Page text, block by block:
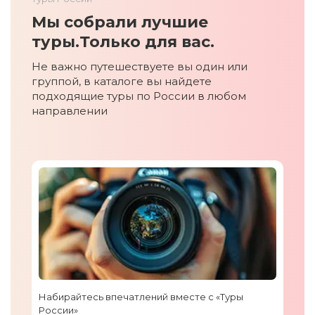
Мы собрали лучшие
туры.Только для вас.
Не важно путешествуете вы один или
группой, в каталоге вы найдете
подходящие туры по России в любом
направлении
Набирайтесь впечатлений вместе с «Туры
России»